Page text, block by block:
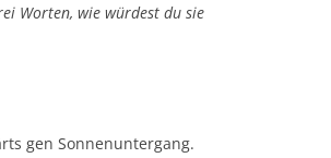
Worten, wie würdest du sie
gen Sonnenuntergang.